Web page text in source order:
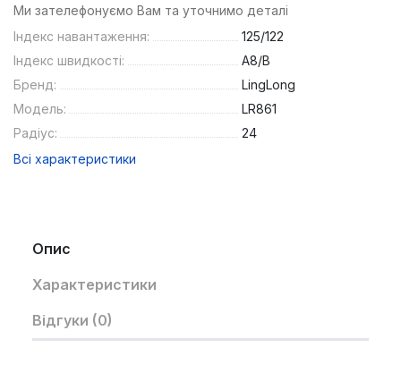
Ми зателефонуємо Вам та уточнимо деталі
Індекс навантаження:
125/122
Індекс швидкості:
A8/B
Бренд:
LingLong
Модель:
LR861
Радіус:
24
Всі характеристики
Опис
Характеристики
Відгуки (0)